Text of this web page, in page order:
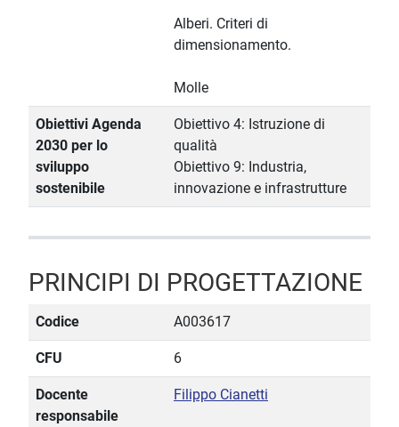
Alberi. Criteri di
dimensionamento.
Molle
Obiettivi Agenda
2030 per lo
sviluppo
sostenibile
Obiettivo 4: Istruzione di
qualità
Obiettivo 9: Industria,
innovazione e infrastrutture
PRINCIPI DI PROGETTAZIONE
Codice A003617
CFU 6
Docente
responsabile
Filippo Cianetti